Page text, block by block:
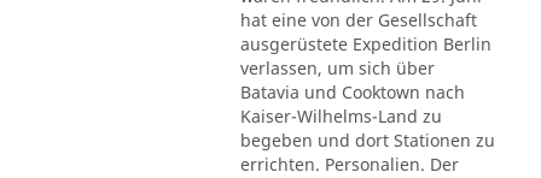
hat eine von der Gesellschaft
ausgerüstete Expedition Berlin
verlassen, um sich über
Batavia und Cooktown nach
Kaiser-Wilhelms-Land zu
begeben und dort Stationen zu
errichten. Personalien. Der